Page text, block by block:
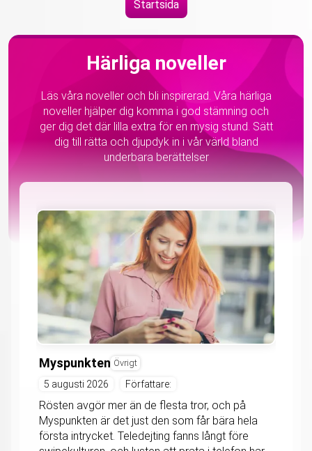
Startsida
Härliga noveller
Läs våra noveller och bli inspirerad. Våra härliga
noveller hjälper dig komma i god stämning och
ger dig det där lilla extra för en mysig stund. Sätt
dig till rätta och djupdyk in i vår värld bland
underbara berättelser
Myspunkten Övrigt
5 augusti 2026 Författare:
Rösten avgör mer än de flesta tror, och på
Myspunkten är det just den som får bära hela
första intrycket. Teledejting fanns långt före